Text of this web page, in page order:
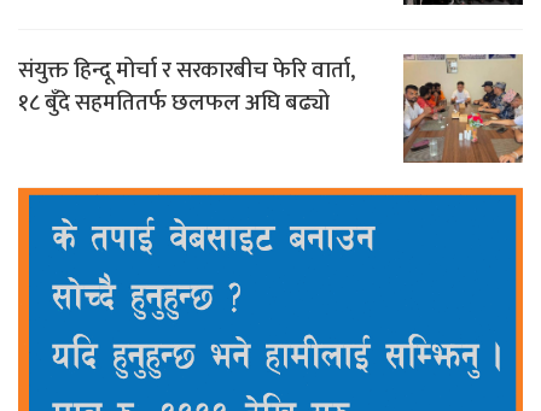
संयुक्त हिन्दू मोर्चा र सरकारबीच फेरि वार्ता,
१८ बुँदे सहमतितर्फ छलफल अघि बढ्यो